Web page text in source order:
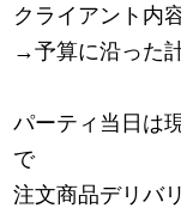
クライアント内
→予算に沿った
パーティ当日は
で
注文商品デリバ